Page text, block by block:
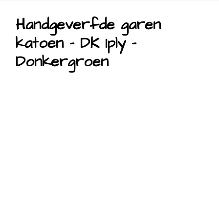
Handgeverfde garen
katoen – DK 1ply –
Donkergroen